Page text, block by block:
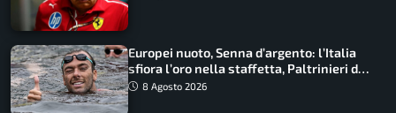
Europei nuoto, Senna d’argento: l’Italia
sfiora l’oro nella staffetta, Paltrinieri da
urlo, il bilancio azzurro
8 Agosto 2026